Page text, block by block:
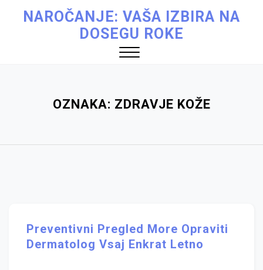
NAROČANJE: VAŠA IZBIRA NA
DOSEGU ROKE
OZNAKA: ZDRAVJE KOŽE
Preventivni Pregled More Opraviti
Dermatolog Vsaj Enkrat Letno